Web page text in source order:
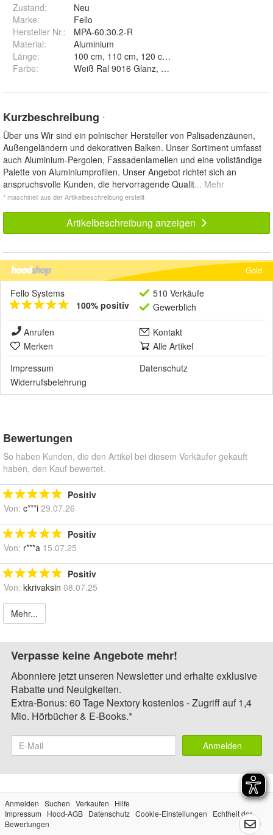
Zustand:
Neu
Marke:
Fello
Hersteller Nr.:
MPA-60.30.2-R
Material:
Aluminium
Länge:
Farbe: Weiß Ral 9016 Glanz, Weiß Ral 9016 Matt, Weiß
Kurzbeschreibung *
Über uns Wir sind ein polnischer Hersteller von Palisadenzäunen,
Außengeländern und dekorativen Balken. Unser Sortiment umfasst
auch Aluminium-Pergolen, Fassadenlamellen und eine vollständige
Palette von Aluminiumprofilen. Unser Angebot richtet sich an
anspruchsvolle Kunden, die hervorragende Qualit... Mehr
* maschinell aus der Artikelbeschreibung erstellt
Artikelbeschreibung anzeigen
Gold
Fello Systems
100% positiv
510 Verkäufe
Gewerblich
Anrufen
Kontakt
Merken
Alle Artikel
Impressum
Datenschutz
Widerrufsbelehrung
Bewertungen
So haben Kunden, die den Artikel bei diesem Verkäufer gekauft
haben, den Kauf bewertet.
Positiv
Von: c***i 29.07.26
Positiv
Von: r***a 15.07.25
Positiv
Von: kkrivaksin 08.07.25
Mehr...
Verpasse keine Angebote mehr!
Abonniere jetzt unseren Newsletter und erhalte exklusive
Rabatte und Neuigkeiten.
Extra-Bonus: 60 Tage Nextory kostenlos - Zugriff auf 1,4
Mio. Hörbücher & E-Books.*
Anmelden
Anmelden Suchen Verkaufen
Hilfe
Impressum
Hood-AGB Datenschutz Cookie-Einstellungen
Echtheit der
Bewertungen